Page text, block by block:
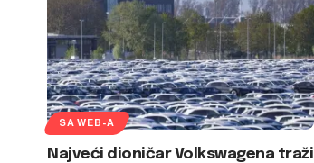
SA WEB-A
Najveći dioničar Volkswagena traži